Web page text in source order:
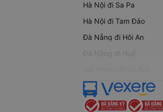
Hà Nội đi Sa Pa
Hà Nội đi Tam Đảo
Đà Nẵng đi Hội An
Đà Nẵng đi Huế